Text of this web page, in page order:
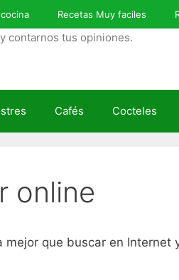
Recetas Muy faciles
contarnos tus opiniones.
Cafés Cocteles
online
mejor que buscar en Internet